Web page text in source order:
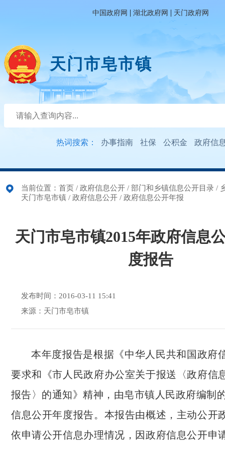
中国政府网 | 湖北政府网 | 天门政府网
天门市皂市镇
热词搜索： 办事指南 社保 公积金 政府信
当前位置： 首页 / 政府信息公开 / 部门和乡镇信息公开目录 /
天门市皂市镇 / 政府信息公开 / 政府信息公开年报
天门市皂市镇2015年政府信息
度报告
发布时间：2016-03-11 15:41
来源：天门市皂市镇
本年度报告是根据《中华人民共和国政府
要求和《市人民政府办公室关于报送〈政府信
报告〉的通知》精神，由皂市镇人民政府编制
信息公开年度报告。本报告由概述，主动公开
依申请公开信息办理情况，因政府信息公开申